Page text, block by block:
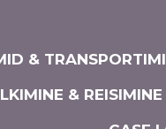
&
& REISIMINE